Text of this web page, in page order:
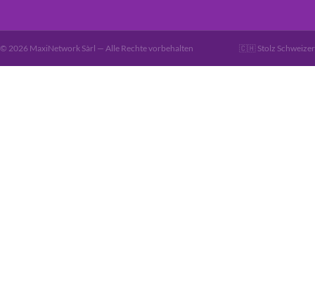
© 2026 MaxiNetwork Sàrl — Alle Rechte vorbehalten 🇨🇭 Stolz Schweizer